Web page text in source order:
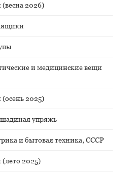
2026)
ящики
и медицинские вещи
2025)
упряжь
и бытовая техника, СССР
2025)